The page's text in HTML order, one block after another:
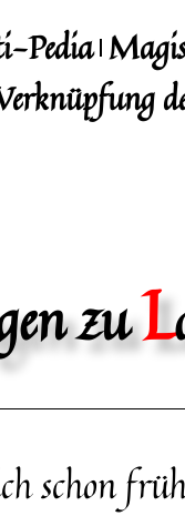
Pedia
zuL
schon